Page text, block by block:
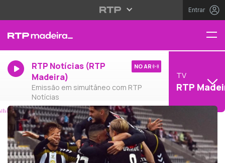
Entrar
RTP Notícias (RTP
Madeira)
Emissão em simultâneo com RTP
Notícias
NO AR
TV
RTP